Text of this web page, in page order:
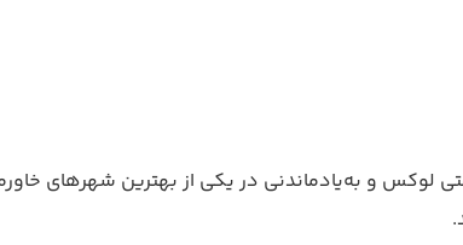
لوکس و به‌یادماندنی در یکی از بهترین شهرهای